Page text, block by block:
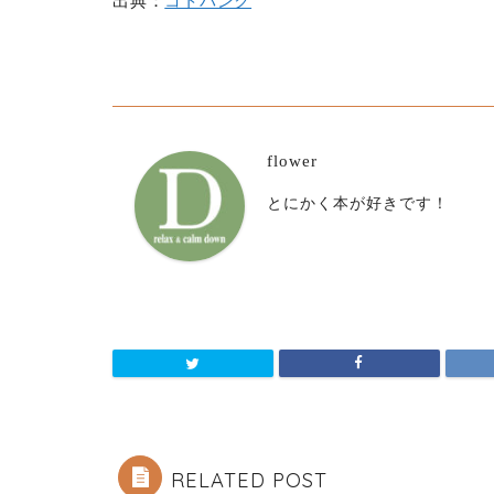
flower
とにかく本が好きです！
RELATED POST